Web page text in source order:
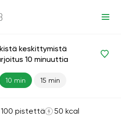
Keskittyminen
keskittymistä
10 minuuttia
10 min 15 min
100 pistettä 50 kcal